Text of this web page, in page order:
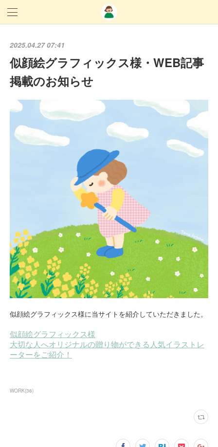
2025.04.27 07:41
似顔絵グラフィックス様・WEB記事
掲載のお知らせ
似顔絵グラフィックス様に当サイトを紹介していただきました。
WORK(36)